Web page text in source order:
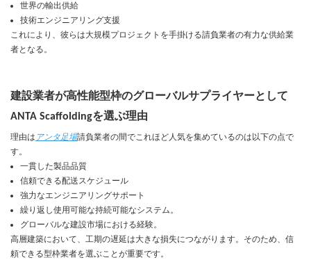
世界の輸出供給
技術エンジニアリング支援
これにより、彼らは大規模プロジェクトを手掛ける請負業者の有力な供給業
者となる。
建設業者が高性能型枠のグローバルサプライヤーとして
ANTA Scaffoldingを選ぶ理由
理由は アンタ足場請負業者の間でこれほど人気を集めているのは以下の点で
す。
一貫した製品品質
信頼できる配送スケジュール
強力なエンジニアリングサポート
繰り返し使用可能な持続可能なシステム。
グローバルな建設市場における経験。
高層建築において、工期の遅延は大きな損失につながります。そのため、信
頼できる型枠業者を選ぶことが重要です。